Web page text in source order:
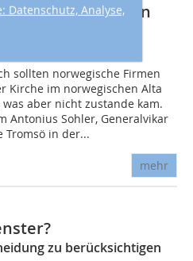
Datenschutz, Analyse,
Kirche aus Holz in
Polarkreis
sollten norwegische Firmen
Kirche im norwegischen Alta
aber nicht zustande kam.
Antonius Sohler, Generalvikar
Tromsö in der...
mehr
zu berücksichtigen